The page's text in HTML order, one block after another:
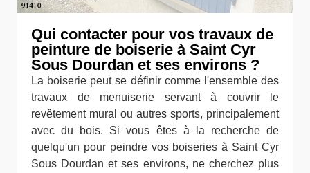
Qui contacter pour vos travaux de
peinture de boiserie à Saint Cyr
Sous Dourdan et ses environs ?
La boiserie peut se définir comme l'ensemble des
travaux de menuiserie servant à couvrir le
revêtement mural ou autres sports, principalement
avec du bois. Si vous êtes à la recherche de
quelqu'un pour peindre vos boiseries à Saint Cyr
Sous Dourdan et ses environs, ne cherchez plus